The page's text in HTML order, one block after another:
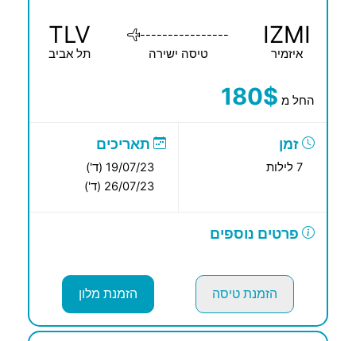
IZMI
איזמיר
----------------
טיסה ישירה
TLV
תל אביב
החל מ 180$
זמן
7 לילות
תאריכים
19/07/23 (ד')
26/07/23 (ד')
פרטים נוספים
הזמנת טיסה הזמנת מלון